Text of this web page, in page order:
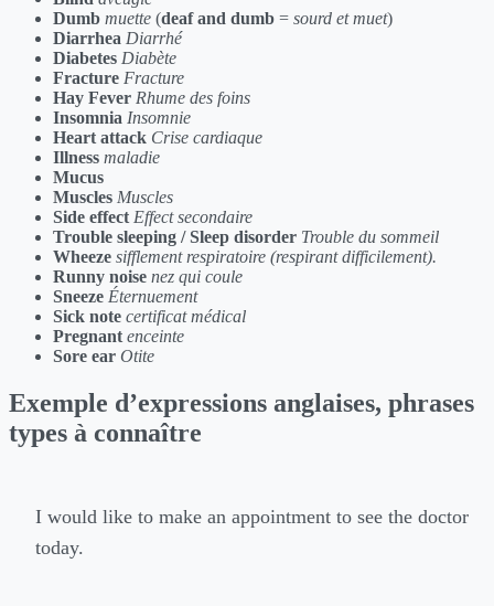
Dumb muette (deaf and dumb = sourd et muet)
Diarrhea Diarrhé
Diabetes Diabète
Fracture Fracture
Hay Fever Rhume des foins
Insomnia Insomnie
Heart attack Crise cardiaque
Illness maladie
Mucus
Muscles Muscles
Side effect Effect secondaire
Trouble sleeping / Sleep disorder Trouble du sommeil
Wheeze sifflement respiratoire (respirant difficilement).
Runny noise nez qui coule
Sneeze Éternuement
Sick note certificat médical
Pregnant enceinte
Sore ear Otite
Exemple d’expressions anglaises, phrases
types à connaître
I would like to make an appointment to see the doctor
today.